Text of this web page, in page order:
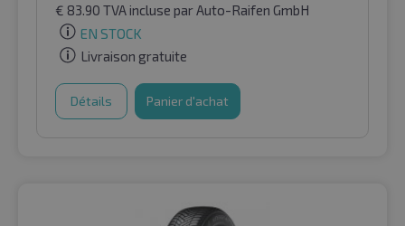
€ 83.90 TVA incluse par Auto-Raifen GmbH
EN STOCK
Livraison gratuite
Détails Panier d'achat